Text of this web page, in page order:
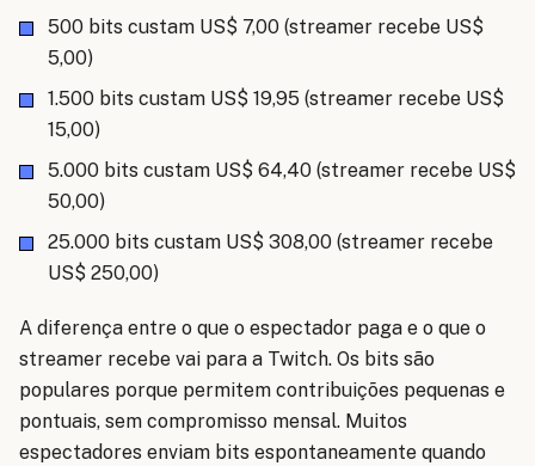
500 bits custam US$ 7,00 (streamer recebe US$
5,00)
1.500 bits custam US$ 19,95 (streamer recebe US$
15,00)
5.000 bits custam US$ 64,40 (streamer recebe US$
50,00)
25.000 bits custam US$ 308,00 (streamer recebe
US$ 250,00)
A diferença entre o que o espectador paga e o que o
streamer recebe vai para a Twitch. Os bits são
populares porque permitem contribuições pequenas e
pontuais, sem compromisso mensal. Muitos
espectadores enviam bits espontaneamente quando